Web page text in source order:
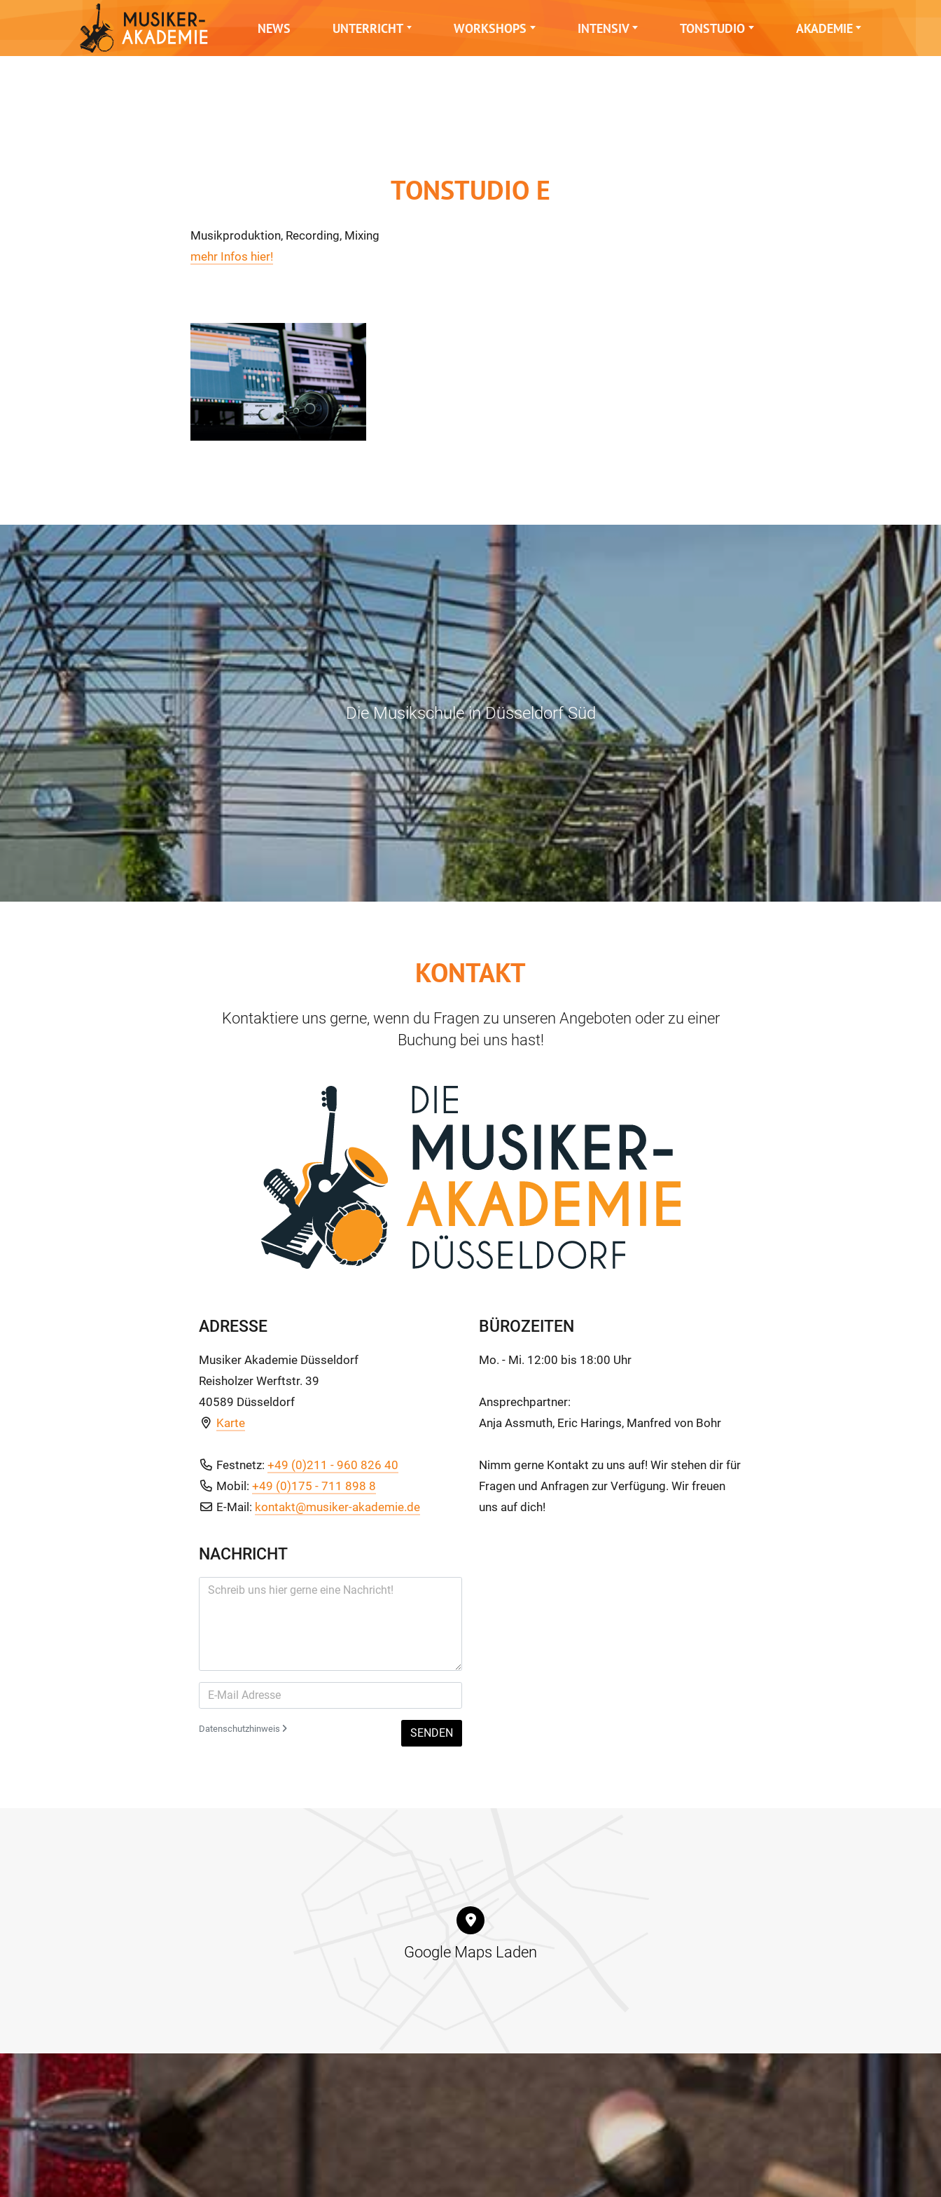
NEWS UNTERRICHT WORKSHOPS INTENSIV TONSTUDIO AKADEMIE
TONSTUDIO E
Musikproduktion, Recording, Mixing
mehr Infos hier!
Die Musikschule in Düsseldorf Süd
KONTAKT
Kontaktiere uns gerne, wenn du Fragen zu unseren Angeboten oder zu einer
Buchung bei uns hast!
ADRESSE
Musiker Akademie Düsseldorf
Reisholzer Werftstr. 39
40589 Düsseldorf
Karte
Festnetz:+49 (0)211 - 960 826 40
Mobil:+49 (0)175 - 711 898 8
E-Mail: kontakt@musiker-akademie.de
BÜROZEITEN
Mo. - Mi. 12:00 bis 18:00 Uhr
Ansprechpartner:
Anja Assmuth, Eric Harings, Manfred von Bohr
Nimm gerne Kontakt zu uns auf! Wir stehen dir für
Fragen und Anfragen zur Verfügung. Wir freuen
uns auf dich!
NACHRICHT
Datenschutzhinweis SENDEN
Google Maps Laden